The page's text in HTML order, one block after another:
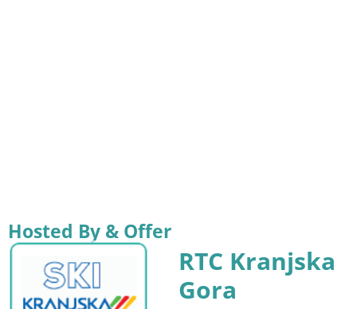
Hosted By & Offer
RTC Kranjska
Gora